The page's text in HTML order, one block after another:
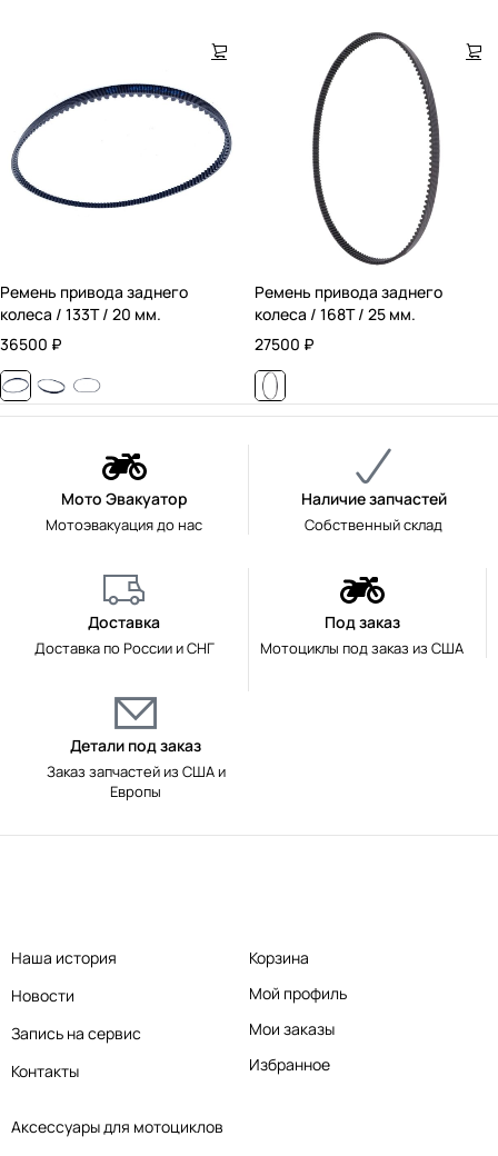
Ремень привода заднего
колеса / 133T / 20 мм.
36500 ₽
Ремень привода заднего
колеса / 168T / 25 мм.
27500 ₽
Мото Эвакуатор
Мотоэвакуация до нас
Наличие запчастей
Собственный склад
Доставка
Доставка по России и СНГ
Под заказ
Мотоциклы под заказ из США
Детали под заказ
Заказ запчастей из США и
Европы
Аксессуары для мотоциклов
Наша история
Новости
Запись на сервис
Контакты
Корзина
Мой профиль
Мои заказы
Избранное